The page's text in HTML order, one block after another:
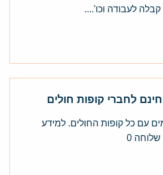
קבלה לעבודה וכו'....
לחברי קופות חולים
עם כל קופות החולים. למידע